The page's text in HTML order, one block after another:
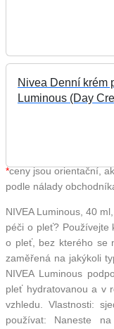
Nivea Denní krém
Luminous (Day
*ceny jsou orientační,
podle nálady
NIVEA Luminous, 40
péči o pleť? Používejte
o pleť, bez kterého se
zaměřená na jakýkoli
NIVEA Luminous
pleť hydratovanou a v
vzhledu. Vlastnosti:
používat: Naneste